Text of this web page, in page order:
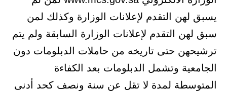
يسبق لهن التقدم لإعلانات الوزارة وكذلك لمن
سبق لهن التقدم لإعلانات الوزارة السابقة ولم يتم
ترشيحهن حتى تاريخه من حاملات الدبلومات دون
الجامعية وتشمل الدبلومات بعد الكفاءة
المتوسطة لمدة لا تقل عن سنة ونصف كحد أدنى